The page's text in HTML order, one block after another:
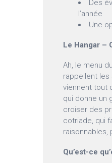
Des
l’année
Une
Le Hangar –
Ah, le menu
rappellent les
viennent tout
qui donne un
croiser des
cotriade, qui
raisonnables,
Qu’est-ce